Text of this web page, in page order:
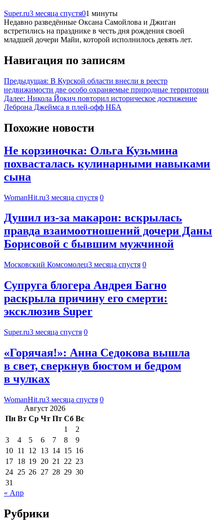
Super.ru3 месяца спустя01 минуты
Недавно разведённые Оксана Самойлова и Джиган
встретились на празднике в честь дня рождения своей
младшей дочери Майи, которой исполнилось девять лет.
Навигация по записям
Предыдущая: В Курской области внесли в реестр
недвижимости две особо охраняемые природные территории
Далее: Никола Йокич повторил историческое достижение
Леброна Джеймса в плей-офф НБА
Похожие новости
Не корзиночка: Ольга Кузьмина
похвасталась кулинарными навыками
сына
WomanHit.ru3 месяца спустя 0
Душил из-за макарон: вскрылась
правда взаимоотношений дочери Даны
Борисовой с бывшим мужчиной
Московский Комсомолец3 месяца спустя 0
Супруга блогера Андрея Багно
раскрыла причину его смерти:
эксклюзив Super
Super.ru3 месяца спустя 0
«Горячая!»: Анна Седокова вышла
в свет, сверкнув бюстом и бедром
в чулках
WomanHit.ru3 месяца спустя 0
Август 2026
Пн Вт Ср Чт Пт Сб Вс
1
2
3
4 5 6 7 8
9
10 11 12 13 14 15 16
17 18 19 20 21 22 23
24 25 26 27 28 29 30
31
« Апр
Рубрики